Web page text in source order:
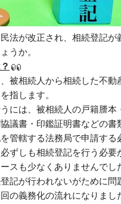
法が改正され、相続登記が
うか。
被相続人から相続した不動
指します。
には、被相続人の戸籍謄本
議書・印鑑証明書などの書
管轄する法務局で申請する
ずしも相続登記を行う必要
スも少なくありませんでし
記が行われないがために問
の義務化の流れになりまし